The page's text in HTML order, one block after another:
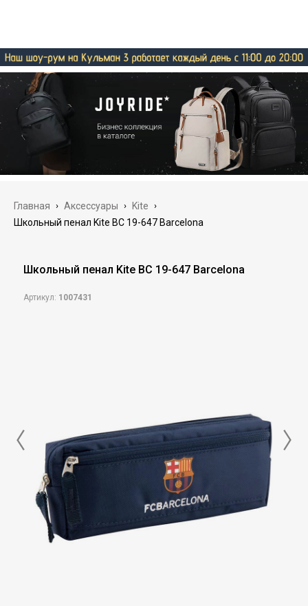
Главная › Аксессуары › Kite ›
Школьный пенал Kite BC 19-647 Barcelona
Школьный пенал Kite BC 19-647 Barcelona
Артикул: 1007431